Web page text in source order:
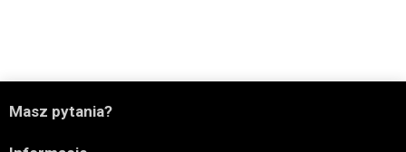
Masz pytania?